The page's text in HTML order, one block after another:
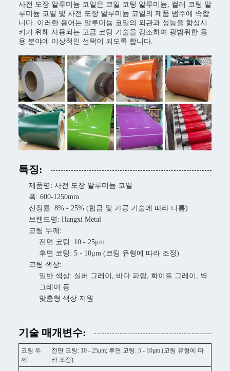
사전 도장 알루미늄 코일은 코일 코팅 알루미늄, 컬러 코팅 알
루미늄 코일 및 사전 도장 알루미늄 코일의 제품 범주에 속합
니다. 이러한 용어는 알루미늄 코일의 외관과 성능을 향상시
키기 위해 사용되는 고급 코팅 기술을 강조하여 광범위한 응
용 분야에 이상적인 선택이 되도록 합니다.
특징:
제품명: 사전 도장 알루미늄 코일
폭: 600-1250mm
신장률: 8% - 25% (합금 및 가공 기술에 따라 다름)
브랜드명: Hangxi Metal
코팅 두께:
전면 코팅: 10 - 25μm
후면 코팅: 5 - 10μm (코팅 유형에 따라 조정)
코팅 색상:
일반 색상: 실버 그레이, 바다 파랑, 화이트 그레이, 벽
그레이 등
맞춤형 색상 지원
기술 매개변수:
코팅 두
께
전면 코팅: 10 - 25μm; 후면 코팅: 5 - 10μm (코팅 유형에 따
라 조정)